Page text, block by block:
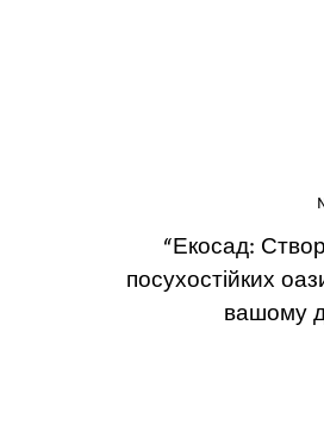
“Екосад:
посухостійких
вашому